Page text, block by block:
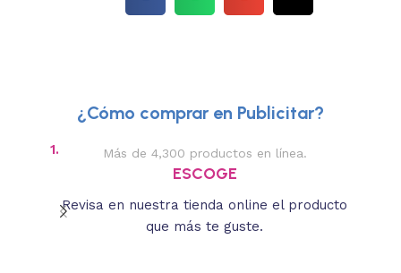
¿Cómo comprar en Publicitar?
1. Más de 4,300 productos en línea.
ESCOGE
Revisa en nuestra tienda online el producto
que más te guste.